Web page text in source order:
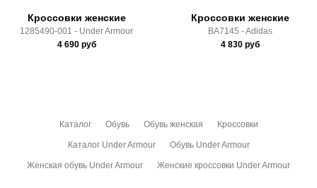
Кроссовки женские
1285490-001 - Under Armour
4 690руб
Кроссовки женские
BA7145 - Adidas
4 830 руб
Каталог Обувь Обувь женская Кроссовки
Каталог Under Armour Обувь Under Armour
Женская обувь Under Armour Женские кроссовки Under Armour